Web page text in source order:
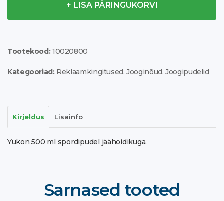
bottle
kogus
+ LISA PÄRINGUKORVI
Tootekood: 10020800
Kategooriad: Reklaamkingitused,Jooginõud,Joogipudelid
Kirjeldus Lisainfo
Yukon 500 ml spordipudel jäähoidikuga.
Sarnased tooted